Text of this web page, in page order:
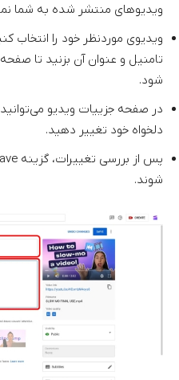
ویدیو‌های منتشر شده به شما
ویدیوی موردنظر خود را انتخاب
شود.
در صفحه جزییات ویدیو
دلخواه خود تغییر دهید.
شوند.